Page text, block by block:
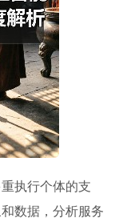
执行个体的支
数据，分析服务